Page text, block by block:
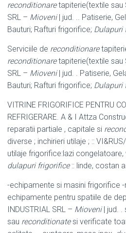
reconditionaretapiterie(textile sau
SRL – Mioveni| jud. .. Patiserie,
Bauturi; Rafturi frigorifice; Dulapuri
Serviciile de reconditionare
reconditionaretapiterie(textile sau
SRL – Mioveni| jud. . Patiserie,
Bauturi; Rafturi frigorifice; Dulapuri
VITRINE FRIGORIFICE PENTRU
REFRIGERARE. A & I Attza
reparatii partiale , capitale si
diverse ; inchirieri utilaje ; ::
utilaje frigorifice:lazi congelatoare,
dulapuri frigorifice:: linde, costan
-echipamente si masini frigorifice
echipamente pentru spatiile de
INDUSTRIAL SRL – Mioveni| jud. .
sau reconditionatesi verificate